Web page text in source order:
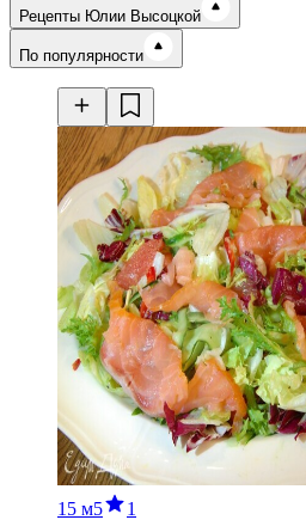
Рецепты Юлии Высоцкой
По популярности
15 м5 1